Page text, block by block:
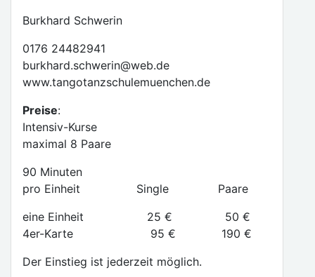
Burkhard Schwerin
0176 24482941
burkhard.schwerin@web.de
www.tangotanzschulemuenchen.de
Preise:
Intensiv-Kurse
maximal 8 Paare
90 Minuten
pro Einheit Single Paare
eine Einheit 25 € 50 €
4er-Karte 95 € 190 €
Der Einstieg ist jederzeit möglich.